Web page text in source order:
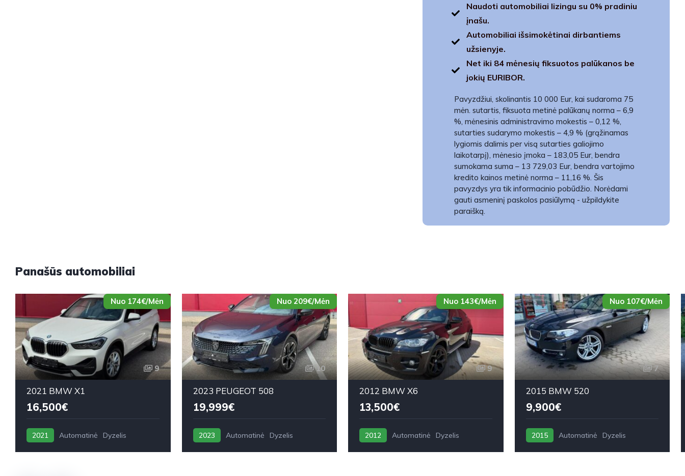
Naudoti automobiliai lizingu su 0% pradiniu
įnašu.
Automobiliai išsimokėtinai dirbantiems
užsienyje.
Net iki 84 mėnesių fiksuotos palūkanos be
jokių EURIBOR.
Pavyzdžiui, skolinantis 10 000 Eur, kai sudaroma 75
mėn. sutartis, fiksuota metinė palūkanų norma – 6,9
%, mėnesinis administravimo mokestis – 0,12 %,
sutarties sudarymo mokestis – 4,9 % (grąžinamas
lygiomis dalimis per visą sutarties galiojimo
laikotarpį), mėnesio įmoka – 183,05 Eur, bendra
sumokama suma – 13 729,03 Eur, bendra vartojimo
kredito kainos metinė norma – 11,16 %. Šis
pavyzdys yra tik informacinio pobūdžio. Norėdami
gauti asmeninį paskolos pasiūlymą - užpildykite
paraišką.
Panašūs automobiliai
Nuo 174€/Mėn
9
2021 BMW X1
16,500€
2021 Automatinė Dyzelis
Nuo 209€/Mėn
10
2023 PEUGEOT 508
19,999€
2023 Automatinė Dyzelis
Nuo 143€/Mėn
9
2012 BMW X6
13,500€
2012 Automatinė Dyzelis
Nuo 107€/Mėn
7
2015 BMW 520
9,900€
2015 Automatinė Dyzelis